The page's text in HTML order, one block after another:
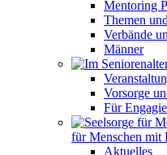
Mentoring
Themen
Verbände
Männer
Vorsorge
Für
für Menschen mit
Aktuelles